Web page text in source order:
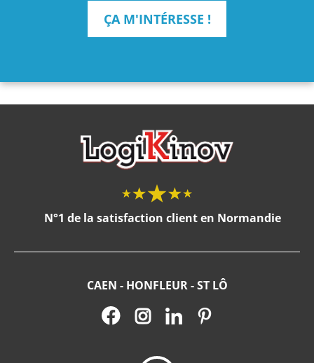
ÇA M'INTÉRESSE !
N°1 de la satisfaction client en Normandie
CAEN - HONFLEUR - ST LÔ